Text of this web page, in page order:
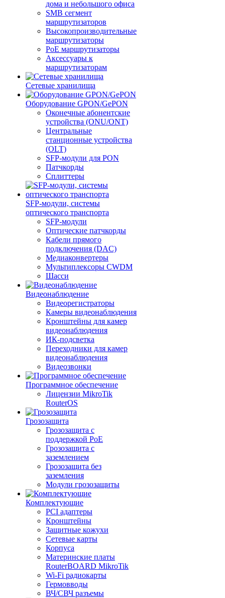
дома и небольшого офиса
SMB сегмент
маршрутизаторов
Высокопроизводительные
маршрутизаторы
PoE маршрутизаторы
Аксессуары к
маршрутизаторам
Сетевые хранилища
Оборудование GPON/GePON
Оконечные абонентские
устройства (ONU/ONT)
Центральные
станционные устройства
(OLT)
SFP-модули для PON
Патчкорды
Сплиттеры
SFP-модули, системы
оптического транспорта
SFP-модули
Оптические патчкорды
Кабели прямого
подключения (DAC)
Медиаконвертеры
Мультиплексоры CWDM
Шасси
Видеонаблюдение
Видеорегистраторы
Камеры видеонаблюдения
Кронштейны для камер
видеонаблюдения
ИК-подсветка
Переходники для камер
видеонаблюдения
Видеозвонки
Программное обеспечение
Лицензии MikroTik
RouterOS
Грозозащита
Грозозащита с
поддержкой PoE
Грозозащита с
заземлением
Грозозащита без
заземления
Модули грозозащиты
Комплектующие
PCI адаптеры
Кронштейны
Защитные кожухи
Сетевые карты
Корпуса
Материнские платы
RouterBOARD MikroTik
Wi-Fi радиокарты
Гермовводы
ВЧ/СВЧ разъемы